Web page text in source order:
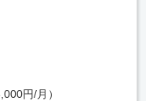
円/月）